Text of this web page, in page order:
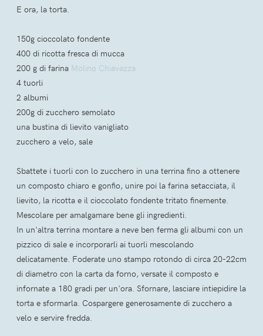
E ora, la torta.
150g cioccolato fondente
400 di ricotta fresca di mucca
200 g di farina Molino Chiavazza
4 tuorli
2 albumi
200g di zucchero semolato
una bustina di lievito vanigliato
zucchero a velo, sale
Sbattete i tuorli con lo zucchero in una terrina fino a ottenere
un composto chiaro e gonfio, unire poi la farina setacciata, il
lievito, la ricotta e il cioccolato fondente tritato finemente.
Mescolare per amalgamare bene gli ingredienti.
In un'altra terrina montare a neve ben ferma gli albumi con un
pizzico di sale e incorporarli ai tuorli mescolando
delicatamente. Foderate uno stampo rotondo di circa 20-22cm
di diametro con la carta da forno, versate il composto e
infornate a 180 gradi per un'ora. Sfornare, lasciare intiepidire la
torta e sformarla. Cospargere generosamente di zucchero a
velo e servire fredda.